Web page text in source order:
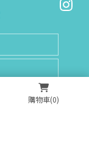
購物車(0)